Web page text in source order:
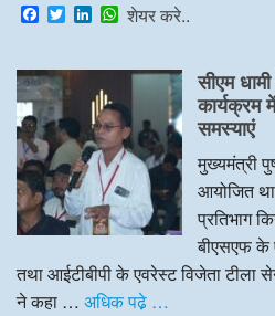
F
a
e
b
o
o
k
T
w
t
e
r
L
k
e
d
I
n
W
t
A
p
p
शेयर करे..
सीएम
कार्यक्रम
समस्याएं
मुख्यमंत्री
आयोजित
प्रतिभाग
बीएसएफ के
तथा आईटीबीपी के एवरेस्ट विजेता टीला
ने कहा … अधिक पढे़ …